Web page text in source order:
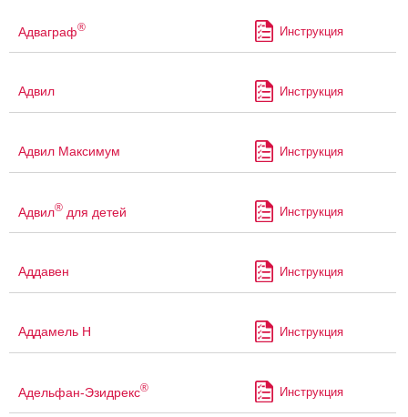
Адваграф® Инструкция
Адвил Инструкция
Адвил Максимум Инструкция
Адвил® для детей Инструкция
Аддавен Инструкция
Аддамель Н Инструкция
Адельфан-Эзидрекс® Инструкция